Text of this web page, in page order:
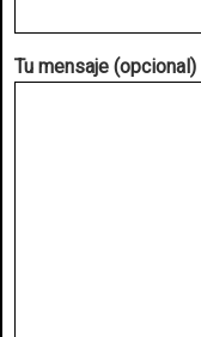
Tu mensaje (opcional)